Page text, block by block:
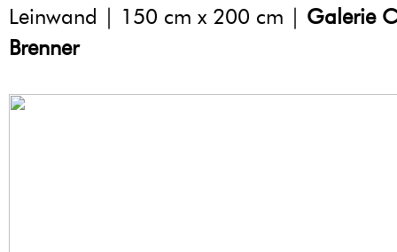
Leinwand | 150 cm x 200 cm | Galerie
Brenner